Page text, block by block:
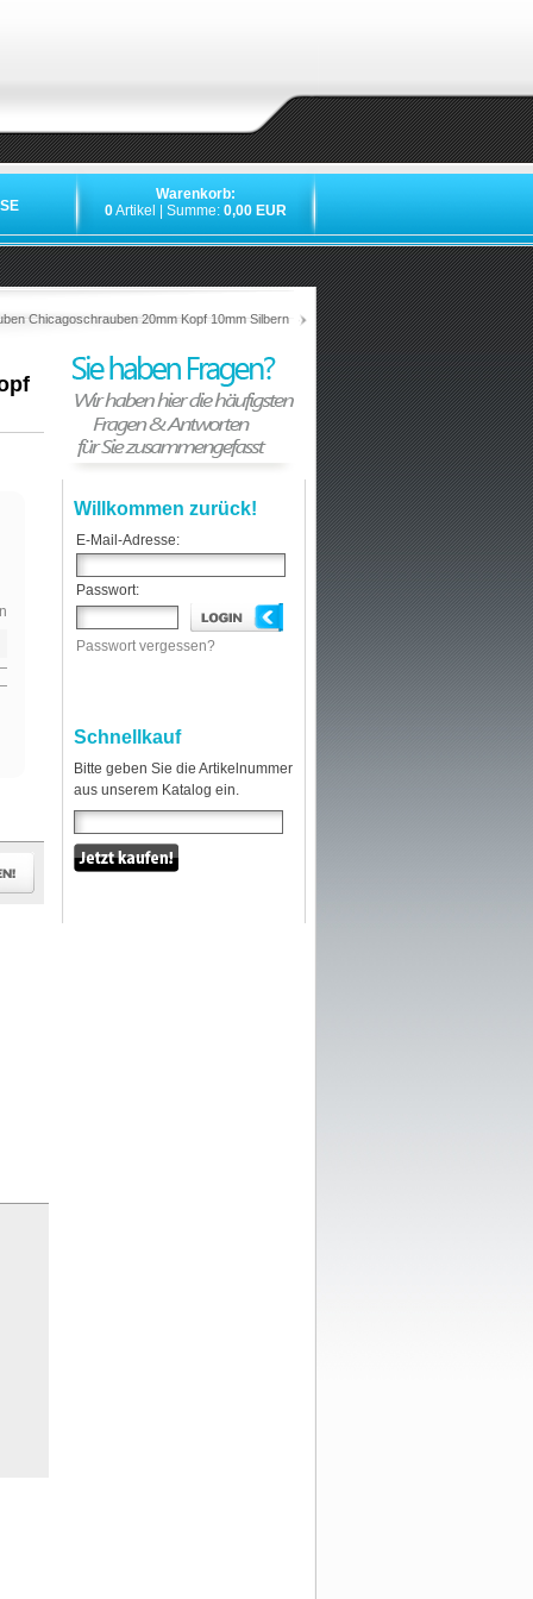
Warenkorb:
0Artikel | Summe: 0,00 EUR
Chicagoschrauben 20mm Kopf 10mm Silbern
Willkommen zurück!
E-Mail-Adresse:
Passwort:
Passwort vergessen?
Schnellkauf
Bitte geben Sie die Artikelnummer
aus unserem Katalog ein.